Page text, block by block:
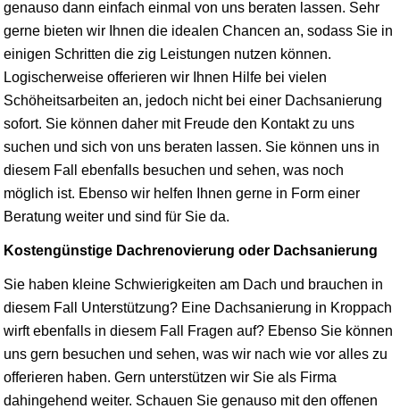
genauso dann einfach einmal von uns beraten lassen. Sehr
gerne bieten wir Ihnen die idealen Chancen an, sodass Sie in
einigen Schritten die zig Leistungen nutzen können.
Logischerweise offerieren wir Ihnen Hilfe bei vielen
Schöheitsarbeiten an, jedoch nicht bei einer Dachsanierung
sofort. Sie können daher mit Freude den Kontakt zu uns
suchen und sich von uns beraten lassen. Sie können uns in
diesem Fall ebenfalls besuchen und sehen, was noch
möglich ist. Ebenso wir helfen Ihnen gerne in Form einer
Beratung weiter und sind für Sie da.
Kostengünstige Dachrenovierung oder Dachsanierung
Sie haben kleine Schwierigkeiten am Dach und brauchen in
diesem Fall Unterstützung? Eine Dachsanierung in Kroppach
wirft ebenfalls in diesem Fall Fragen auf? Ebenso Sie können
uns gern besuchen und sehen, was wir nach wie vor alles zu
offerieren haben. Gern unterstützen wir Sie als Firma
dahingehend weiter. Schauen Sie genauso mit den offenen